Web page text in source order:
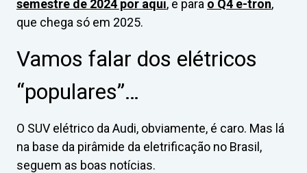
semestre de 2024 por aqui, e para o Q4 e-tron,
que chega só em 2025.
Vamos falar dos elétricos
“populares”…
O SUV elétrico da Audi, obviamente, é caro. Mas lá
na base da pirâmide da eletrificação no Brasil,
seguem as boas notícias.